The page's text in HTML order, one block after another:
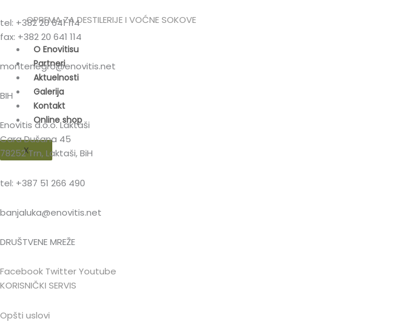
OPREMA ZA DESTILERIJE I VOĆNE SOKOVE
O Enovitisu
Partneri
Aktuelnosti
Galerija
Kontakt
Online shop
X
tel: +382 20 641 114
fax: +382 20 641 114
montenegro@enovitis.net
BIH
Enovitis d.o.o. Laktaši
Cara Dušana 45
78252 Trn, Laktaši, BiH
tel: +387 51 266 490
banjaluka@enovitis.net
DRUŠTVENE MREŽE
Facebook TwitterYoutube
KORISNIČKI SERVIS
Opšti uslovi